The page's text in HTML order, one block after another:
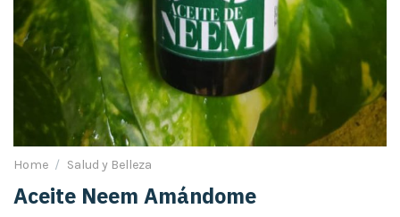
Home / Salud y Belleza
Aceite Neem Amándome